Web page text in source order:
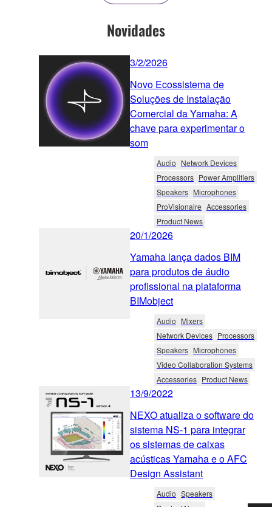
Novidades
3/2/2026
Novo Ecossistema de
Soluções de Instalação
Comercial da Yamaha: A
chave para experimentar o
som
Audio Network Devices
Processors Power Amplifiers
Speakers Microphones
ProVisionaire Accessories
Product News
20/1/2026
Yamaha lança dados BIM
para produtos de áudio
profissional na plataforma
BIMobject
Audio Mixers
Network Devices Processors
Speakers Microphones
Video Collaboration Systems
Accessories Product News
13/9/2022
NEXO atualiza o software do
sistema NS-1 para integrar
os sistemas de caixas
acústicas Yamaha e o AFC
Design Assistant
Audio Speakers